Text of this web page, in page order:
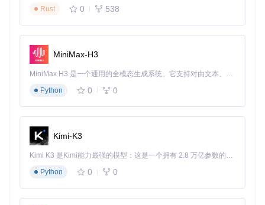
📌 配置步骤： 问题：如何优化手柄映射的响应速度？ 解决方
案：打开AntiMicroX后，进入"Options"菜单，选择"Setting
s"，在"Input"选项卡中，将"Event Handler"设置为"uinput"（Li
nux）或"SendInput"（Windows）。这些是系统原生的输入处
理方式，能有效降低延迟。 验证步骤：配置完成后，在测试区
步，无明显延迟。
浅色主题下按键映射关系一目了然，新手配置更轻松。界面中
清晰展示了摇杆、方向键和各种按键的映射状态。
3. 智能配置管理：让手柄记住不同游戏的喜好
🧩 每次换游戏都要重新配置手柄按键，是不是很麻烦？AntiMi
croX就像一个贴心的助手，能自动识别游戏窗口，智能加载对
相应的按键布局，让你无需手动调整。
Rust
0 538
MiniMax-H3
MiniMax H3 是一个通用的全模态生成系统。它支持对由文本、图像、视频和音频组成的多模态上下文进行统一理解，并能生成分辨率高达 2K、时长可达 15 秒的带原生立体声音频的视频。得益于面向任务泛化的系统设计，H3 在预训练阶段就已具备广泛的多模态上下文理解与生成能力，能够出色地执行复杂的多模态指令。
Python
0 0
Kimi-K3
Kimi K3 是Kimi能力最强的模型：这是一个拥有 2.8 万亿参数的混合专家（MoE）模型，具备原生视觉理解能力，并支持 100 万 token 的上下文窗口。
Python
0 0